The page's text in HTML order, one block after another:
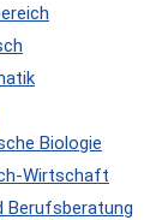
Biologie
Wirtschaft
Berufsberatung